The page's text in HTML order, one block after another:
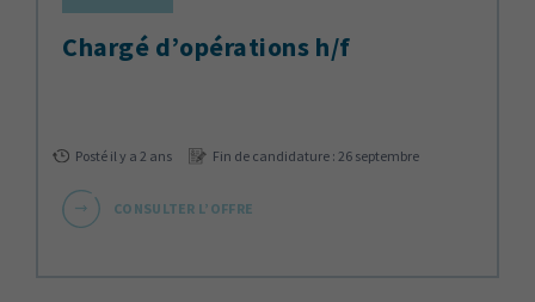
chargé d’opérations h/f
Posté il y a 2 ans Fin de candidature : 26 septembre
CONSULTER L’OFFRE